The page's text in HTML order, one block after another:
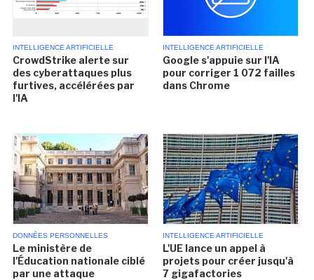
INTELLIGENCE ARTIFICIELLE
CrowdStrike alerte sur
des cyberattaques plus
furtives, accélérées par
l'IA
INTELLIGENCE ARTIFICIELLE
Google s'appuie sur l'IA
pour corriger 1 072 failles
dans Chrome
DONNÉES PERSONNELLES
Le ministère de
l'Éducation nationale ciblé
par une attaque
INTELLIGENCE ARTIFICIELLE
L'UE lance un appel à
projets pour créer jusqu'à
7 gigafactories